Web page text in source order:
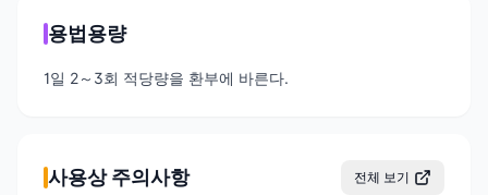
용법용량
1일 2～3회 적당량을 환부에 바른다.
사용상 주의사항 전체 보기